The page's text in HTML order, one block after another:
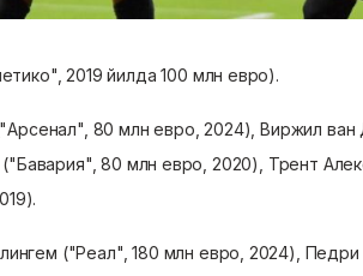
2019 йилда 100 млн евро).
80 млн евро, 2024), Виржил ван
80 млн евро, 2020), Трент
("Реал", 180 млн евро, 2024), Педри